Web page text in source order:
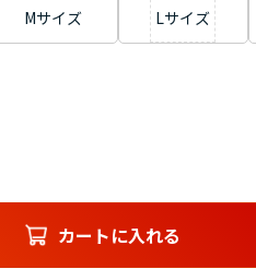
Mサイズ Lサイズ
カートに入れる